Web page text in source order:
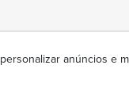
anúncios e